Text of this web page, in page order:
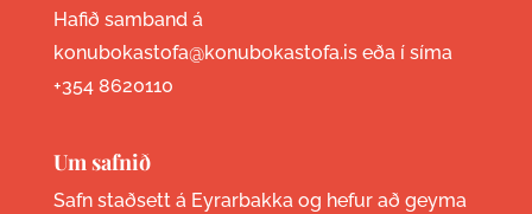
Hafið samband á
konubokastofa@konubokastofa.is eða í síma
+354 8620110
Um safnið
Safn staðsett á Eyrarbakka og hefur að geyma